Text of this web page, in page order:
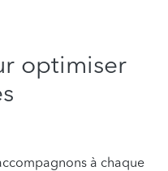
optimiser
à chaque